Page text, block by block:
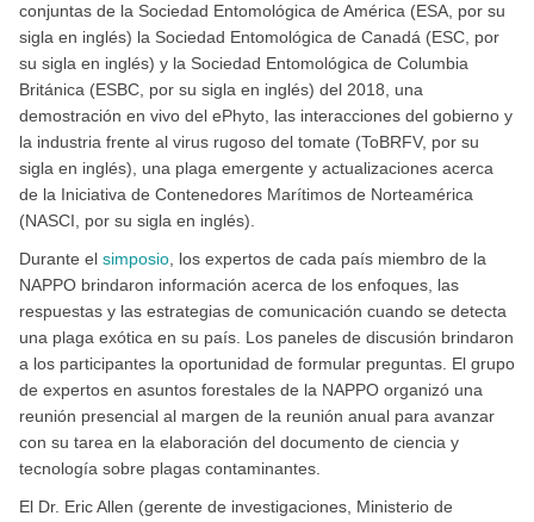
conjuntas de la Sociedad Entomológica de América (ESA, por su
sigla en inglés) la Sociedad Entomológica de Canadá (ESC, por
su sigla en inglés) y la Sociedad Entomológica de Columbia
Británica (ESBC, por su sigla en inglés) del 2018, una
demostración en vivo del ePhyto, las interacciones del gobierno y
la industria frente al virus rugoso del tomate (ToBRFV, por su
sigla en inglés), una plaga emergente y actualizaciones acerca
de la Iniciativa de Contenedores Marítimos de Norteamérica
(NASCI, por su sigla en inglés).
Durante el simposio , los expertos de cada país miembro de la
NAPPO brindaron información acerca de los enfoques, las
respuestas y las estrategias de comunicación cuando se detecta
una plaga exótica en su país. Los paneles de discusión brindaron
a los participantes la oportunidad de formular preguntas. El grupo
de expertos en asuntos forestales de la NAPPO organizó una
reunión presencial al margen de la reunión anual para avanzar
con su tarea en la elaboración del documento de ciencia y
tecnología sobre plagas contaminantes.
El Dr. Eric Allen (gerente de investigaciones, Ministerio de